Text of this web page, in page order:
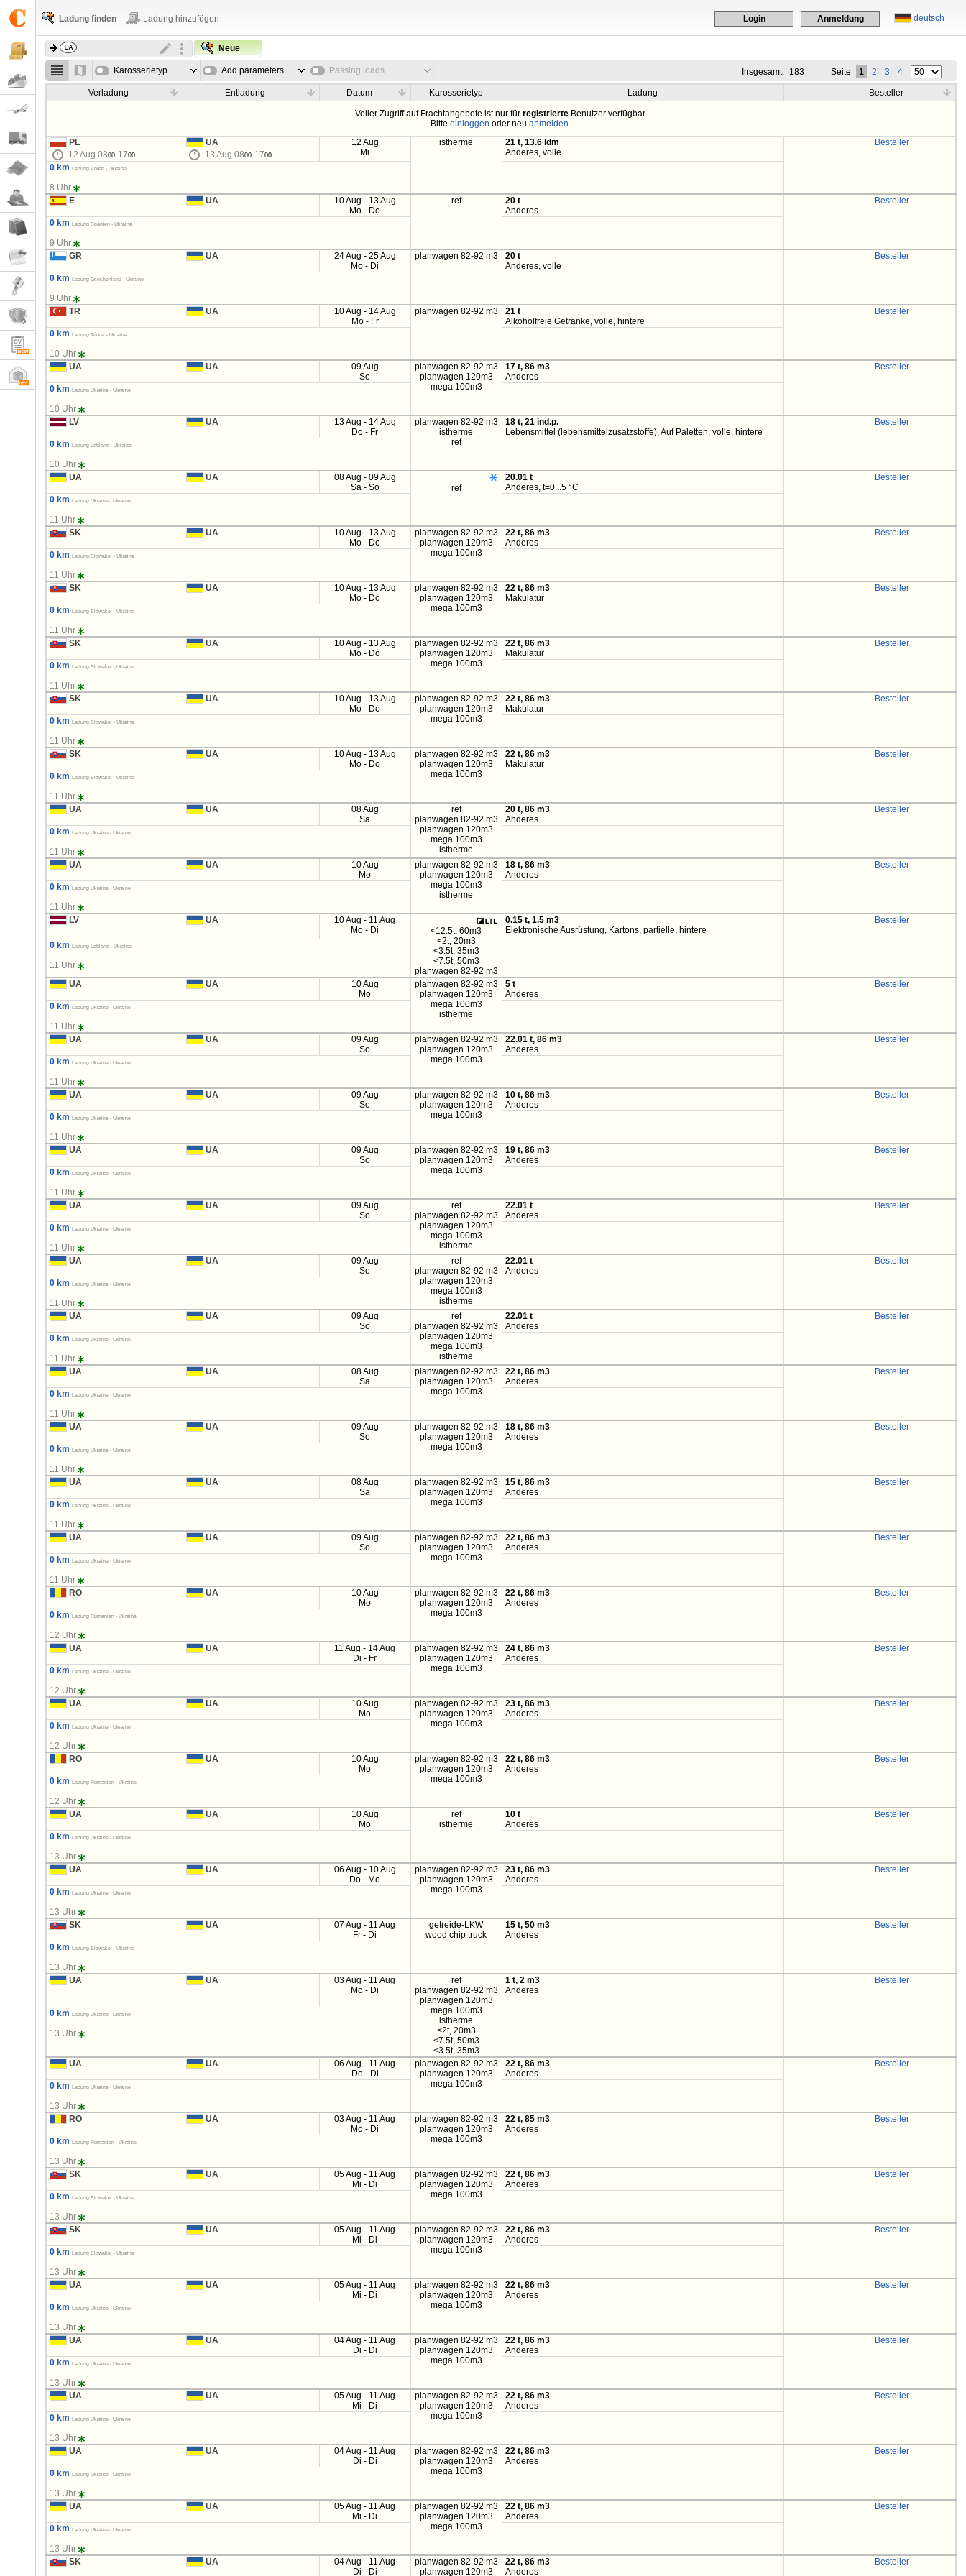
deutsch
Login Anmeldung
Ladung finden Ladung hinzufügen
Neue
Karosserietyp Add parameters Passing loads Insgesamt: 183 Seite 1 2 3 4
Verladung Entladung Datum Karosserietyp Ladung Besteller
Voller Zugriff auf Frachtangebote ist nur für registrierteBenutzer verfügbar.
Bitteeinloggen oder neuanmelden.
PL
12 Aug 0800-1700
UA
13 Aug 0800-1700
12 Aug
Mi
istherme
21 t, 13.6 ldm
Anderes, volle
Besteller
0 km Ladung Polen - Ukraine
8 Uhr
E
UA
10 Aug - 13 Aug
Mo - Do
ref
20 t
Anderes
Besteller
0 km Ladung Spanien - Ukraine
9 Uhr
GR
UA
24 Aug - 25 Aug
Mo - Di
planwagen 82-92 m3
20 t
Anderes, volle
Besteller
0 km Ladung Griechenland - Ukraine
9 Uhr
TR
UA
10 Aug - 14 Aug
Mo - Fr
planwagen 82-92 m3
21 t
Alkoholfreie Getränke, volle, hintere
Besteller
0 km Ladung Türkei - Ukraine
10 Uhr
UA
UA
09 Aug
So
planwagen 82-92 m3
planwagen 120m3
mega 100m3
17 t, 86 m3
Anderes
Besteller
0 km Ladung Ukraine - Ukraine
10 Uhr
LV
UA
13 Aug - 14 Aug
Do - Fr
planwagen 82-92 m3
istherme
ref
18 t, 21 ind.p.
Lebensmittel (lebensmittelzusatzstoffe), Auf Paletten, volle, hintere
Besteller
0 km Ladung Lettland - Ukraine
10 Uhr
UA
UA
08 Aug - 09 Aug
Sa - So
ref
20.01 t
Anderes, t=0...5 °C
Besteller
0 km Ladung Ukraine - Ukraine
11 Uhr
SK
UA
10 Aug - 13 Aug
Mo - Do
planwagen 82-92 m3
planwagen 120m3
mega 100m3
22 t, 86 m3
Anderes
Besteller
0 km Ladung Slowakei - Ukraine
11 Uhr
SK
UA
10 Aug - 13 Aug
Mo - Do
planwagen 82-92 m3
planwagen 120m3
mega 100m3
22 t, 86 m3
Makulatur
Besteller
0 km Ladung Slowakei - Ukraine
11 Uhr
SK
UA
10 Aug - 13 Aug
Mo - Do
planwagen 82-92 m3
planwagen 120m3
mega 100m3
22 t, 86 m3
Makulatur
Besteller
0 km Ladung Slowakei - Ukraine
11 Uhr
SK
UA
10 Aug - 13 Aug
Mo - Do
planwagen 82-92 m3
planwagen 120m3
mega 100m3
22 t, 86 m3
Makulatur
Besteller
0 km Ladung Slowakei - Ukraine
11 Uhr
SK
UA
10 Aug - 13 Aug
Mo - Do
planwagen 82-92 m3
planwagen 120m3
mega 100m3
22 t, 86 m3
Makulatur
Besteller
0 km Ladung Slowakei - Ukraine
11 Uhr
UA
UA
08 Aug
Sa
ref
planwagen 82-92 m3
planwagen 120m3
mega 100m3
istherme
20 t, 86 m3
Anderes
Besteller
0 km Ladung Ukraine - Ukraine
11 Uhr
UA
UA
10 Aug
Mo
planwagen 82-92 m3
planwagen 120m3
mega 100m3
istherme
18 t, 86 m3
Anderes
Besteller
0 km Ladung Ukraine - Ukraine
11 Uhr
LV
UA
10 Aug - 11 Aug
Mo - Di
<12.5t, 60m3
<2t, 20m3
<3.5t, 35m3
<7.5t, 50m3
planwagen 82-92 m3
0.15 t, 1.5 m3
Elektronische Ausrüstung, Kartons, partielle, hintere
Besteller
0 km Ladung Lettland - Ukraine
11 Uhr
UA
UA
10 Aug
Mo
planwagen 82-92 m3
planwagen 120m3
mega 100m3
istherme
5 t
Anderes
Besteller
0 km Ladung Ukraine - Ukraine
11 Uhr
UA
UA
09 Aug
So
planwagen 82-92 m3
planwagen 120m3
mega 100m3
22.01 t, 86 m3
Anderes
Besteller
0 km Ladung Ukraine - Ukraine
11 Uhr
UA
UA
09 Aug
So
planwagen 82-92 m3
planwagen 120m3
mega 100m3
10 t, 86 m3
Anderes
Besteller
0 km Ladung Ukraine - Ukraine
11 Uhr
UA
UA
09 Aug
So
planwagen 82-92 m3
planwagen 120m3
mega 100m3
19 t, 86 m3
Anderes
Besteller
0 km Ladung Ukraine - Ukraine
11 Uhr
UA
UA
09 Aug
So
ref
planwagen 82-92 m3
planwagen 120m3
mega 100m3
istherme
22.01 t
Anderes
Besteller
0 km Ladung Ukraine - Ukraine
11 Uhr
UA
UA
09 Aug
So
ref
planwagen 82-92 m3
planwagen 120m3
mega 100m3
istherme
22.01 t
Anderes
Besteller
0 km Ladung Ukraine - Ukraine
11 Uhr
UA
UA
09 Aug
So
ref
planwagen 82-92 m3
planwagen 120m3
mega 100m3
istherme
22.01 t
Anderes
Besteller
0 km Ladung Ukraine - Ukraine
11 Uhr
UA
UA
08 Aug
Sa
planwagen 82-92 m3
planwagen 120m3
mega 100m3
22 t, 86 m3
Anderes
Besteller
0 km Ladung Ukraine - Ukraine
11 Uhr
UA
UA
09 Aug
So
planwagen 82-92 m3
planwagen 120m3
mega 100m3
18 t, 86 m3
Anderes
Besteller
0 km Ladung Ukraine - Ukraine
11 Uhr
UA
UA
08 Aug
Sa
planwagen 82-92 m3
planwagen 120m3
mega 100m3
15 t, 86 m3
Anderes
Besteller
0 km Ladung Ukraine - Ukraine
11 Uhr
UA
UA
09 Aug
So
planwagen 82-92 m3
planwagen 120m3
mega 100m3
22 t, 86 m3
Anderes
Besteller
0 km Ladung Ukraine - Ukraine
11 Uhr
RO
UA
10 Aug
Mo
planwagen 82-92 m3
planwagen 120m3
mega 100m3
22 t, 86 m3
Anderes
Besteller
0 km Ladung Rumänien - Ukraine
12 Uhr
UA
UA
11 Aug - 14 Aug
Di - Fr
planwagen 82-92 m3
planwagen 120m3
mega 100m3
24 t, 86 m3
Anderes
Besteller
0 km Ladung Ukraine - Ukraine
12 Uhr
UA
UA
10 Aug
Mo
planwagen 82-92 m3
planwagen 120m3
mega 100m3
23 t, 86 m3
Anderes
Besteller
0 km Ladung Ukraine - Ukraine
12 Uhr
RO
UA
10 Aug
Mo
planwagen 82-92 m3
planwagen 120m3
mega 100m3
22 t, 86 m3
Anderes
Besteller
0 km Ladung Rumänien - Ukraine
12 Uhr
UA
UA
10 Aug
Mo
ref
istherme
10 t
Anderes
Besteller
0 km Ladung Ukraine - Ukraine
13 Uhr
UA
UA
06 Aug - 10 Aug
Do - Mo
planwagen 82-92 m3
planwagen 120m3
mega 100m3
23 t, 86 m3
Anderes
Besteller
0 km Ladung Ukraine - Ukraine
13 Uhr
SK
UA
07 Aug - 11 Aug
Fr - Di
getreide-LKW
wood chip truck
15 t, 50 m3
Anderes
Besteller
0 km Ladung Slowakei - Ukraine
13 Uhr
UA
UA
03 Aug - 11 Aug
Mo - Di
ref
planwagen 82-92 m3
planwagen 120m3
mega 100m3
istherme
<2t, 20m3
<7.5t, 50m3
<3.5t, 35m3
1 t, 2 m3
Anderes
Besteller
0 km Ladung Ukraine - Ukraine
13 Uhr
UA UA
06 Aug - 11 Aug
Do - Di
planwagen 82-92 m3
planwagen 120m3
mega 100m3
22 t, 86 m3
Anderes
Besteller
0 km Ladung Ukraine - Ukraine
13 Uhr
RO
UA
03 Aug - 11 Aug
Mo - Di
planwagen 82-92 m3
planwagen 120m3
mega 100m3
22 t, 85 m3
Anderes
Besteller
0 km Ladung Rumänien - Ukraine
13 Uhr
SK
UA
05 Aug - 11 Aug
Mi - Di
planwagen 82-92 m3
planwagen 120m3
mega 100m3
22 t, 86 m3
Anderes
Besteller
0 km Ladung Slowakei - Ukraine
13 Uhr
SK
UA
05 Aug - 11 Aug
Mi - Di
planwagen 82-92 m3
planwagen 120m3
mega 100m3
22 t, 86 m3
Anderes
Besteller
0 km Ladung Slowakei - Ukraine
13 Uhr
UA
UA
05 Aug - 11 Aug
Mi - Di
planwagen 82-92 m3
planwagen 120m3
mega 100m3
22 t, 86 m3
Anderes
Besteller
0 km Ladung Ukraine - Ukraine
13 Uhr
UA
UA
04 Aug - 11 Aug
Di - Di
planwagen 82-92 m3
planwagen 120m3
mega 100m3
22 t, 86 m3
Anderes
Besteller
0 km Ladung Ukraine - Ukraine
13 Uhr
UA
UA
05 Aug - 11 Aug
Mi - Di
planwagen 82-92 m3
planwagen 120m3
mega 100m3
22 t, 86 m3
Anderes
Besteller
0 km Ladung Ukraine - Ukraine
13 Uhr
UA
UA
04 Aug - 11 Aug
Di - Di
planwagen 82-92 m3
planwagen 120m3
mega 100m3
22 t, 86 m3
Anderes
Besteller
0 km Ladung Ukraine - Ukraine
13 Uhr
UA
UA
05 Aug - 11 Aug
Mi - Di
planwagen 82-92 m3
planwagen 120m3
mega 100m3
22 t, 86 m3
Anderes
Besteller
0 km Ladung Ukraine - Ukraine
13 Uhr
SK
UA
04 Aug - 11 Aug
Di - Di
planwagen 82-92 m3
planwagen 120m3
22 t, 86 m3
Anderes
Besteller